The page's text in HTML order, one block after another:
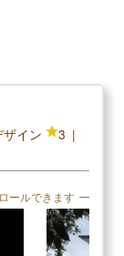
ザイン
3
ールできます